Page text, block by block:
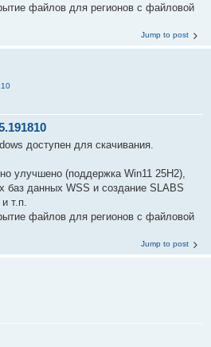
файлов для регионов с файловой
Jump to post
доступен для скачивания.
улучшено (поддержка Win11 25H2),
баз данных WSS и создание SLABS
т.п.
файлов для регионов с файловой
Jump to post